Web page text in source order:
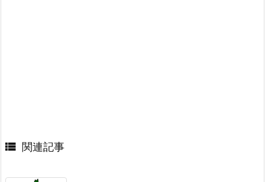
 関連記事